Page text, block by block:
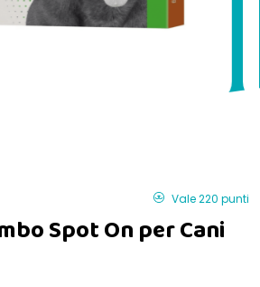
Vale 220 punti
Spot On per Cani